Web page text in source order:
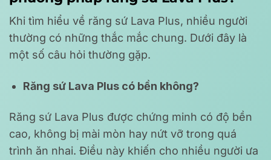
Khi tìm hiểu về răng sứ Lava Plus, nhiều người
thường có những thắc mắc chung. Dưới đây là
một số câu hỏi thường gặp.
Răng sứ Lava Plus có bền không?
Răng sứ Lava Plus được chứng minh có độ bền
cao, không bị mài mòn hay nứt vỡ trong quá
trình ăn nhai. Điều này khiến cho nhiều người ưa